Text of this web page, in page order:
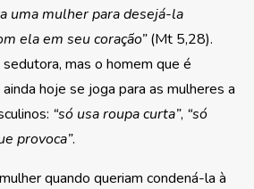
uma mulher para desejá-la
ela em seu coração”(Mt 5,28).
mas o homem que é
hoje se joga para as mulheres a
“só usa roupa curta”, “só
provoca”.
quando queriam condená-la à